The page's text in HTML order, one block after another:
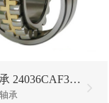
ZWZ轴承 24036CAF3/W33
承